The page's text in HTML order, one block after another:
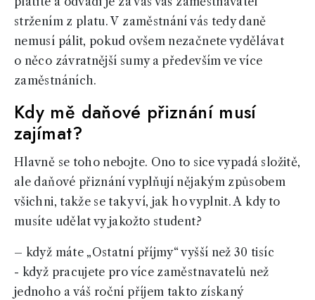
stržením z platu. V zaměstnání vás tedy daně
nemusí pálit, pokud ovšem nezačnete vydělávat
o něco závratnější sumy a především ve více
zaměstnáních.
Kdy mě daňové přiznání musí
zajímat?
Hlavně se toho nebojte. Ono to sice vypadá složitě,
ale daňové přiznání vyplňují nějakým způsobem
všichni, takže se taky ví, jak ho vyplnit. A kdy to
musíte udělat vy jakožto student?
– když máte „Ostatní příjmy“ vyšší než 30 tisíc
- když pracujete pro více zaměstnavatelů než
jednoho a váš roční příjem takto získaný